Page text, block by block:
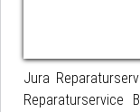
Jura
Reparaturservice